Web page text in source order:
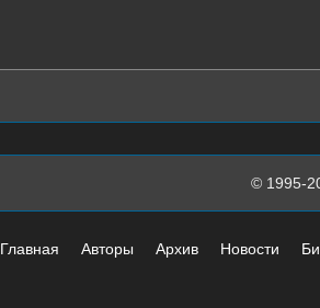
© 1995-
Главная Авторы Архив Новости